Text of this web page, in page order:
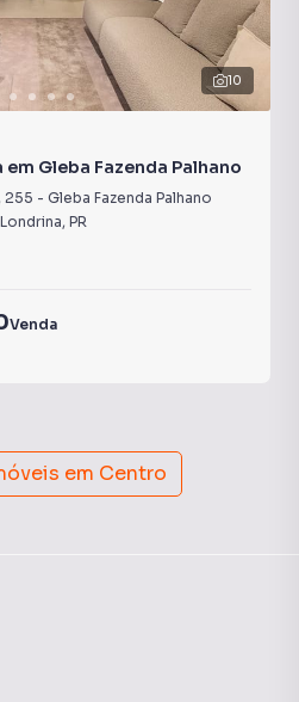
10
Gleba Fazenda Palhano
255 - Gleba Fazenda Palhano
Londrina, PR
Venda
em Centro